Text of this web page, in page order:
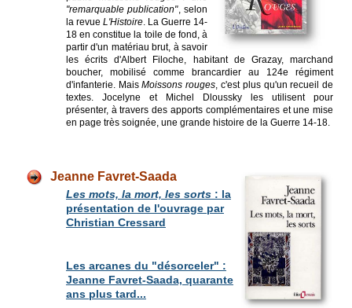
"remarquable publication", selon
la revue L'Histoire. La Guerre 14-
18 en constitue la toile de fond, à
partir d'un matériau brut, à savoir
les écrits d'Albert Filoche, habitant de Grazay, marchand
boucher, mobilisé comme brancardier au 124e régiment
d'infanterie. MaisMoissons rouges, c'est plus qu'un recueil de
textes. Jocelyne et Michel Dloussky les utilisent pour
présenter, à travers des apports complémentaires et une mise
en page très soignée, une grande histoire de la Guerre 14-18.
Jeanne Favret-Saada
Les mots, la mort, les sorts: la
présentation de l'ouvrage par
Christian Cressard
Les arcanes du "désorceler" :
Jeanne Favret-Saada, quarante
ans plus tard...